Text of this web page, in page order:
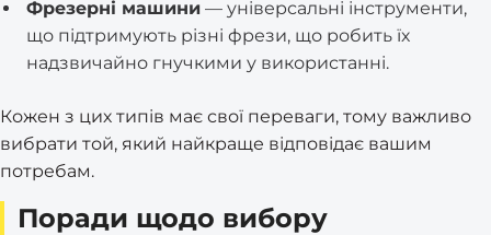
Фрезерні машини — універсальні інструменти,
що підтримують різні фрези, що робить їх
надзвичайно гнучкими у використанні.
Кожен з цих типів має свої переваги, тому важливо
вибрати той, який найкраще відповідає вашим
потребам.
Поради щодо вибору